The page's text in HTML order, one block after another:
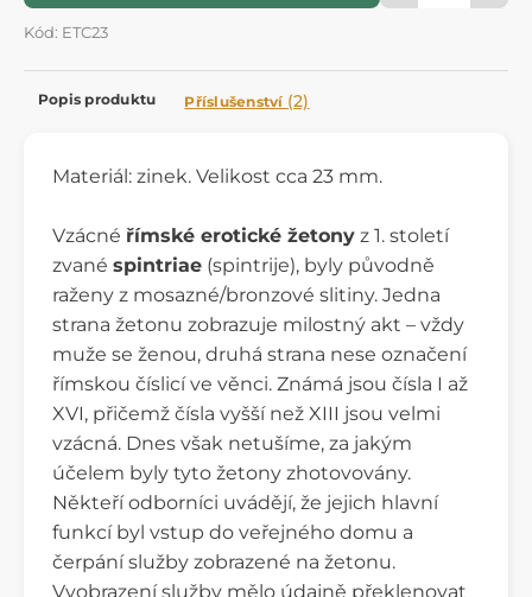
Kód: ETC23
Popis produktu Příslušenství (2)
Materiál: zinek. Velikost cca 23 mm.
Vzácné římské erotické žetony z 1. století
zvané spintriae (spintrije), byly původně
raženy z mosazné/bronzové slitiny. Jedna
strana žetonu zobrazuje milostný akt – vždy
muže se ženou, druhá strana nese označení
římskou číslicí ve věnci. Známá jsou čísla I až
XVI, přičemž čísla vyšší než XIII jsou velmi
vzácná. Dnes však netušíme, za jakým
účelem byly tyto žetony zhotovovány.
Někteří odborníci uvádějí, že jejich hlavní
funkcí byl vstup do veřejného domu a
čerpání služby zobrazené na žetonu.
Vyobrazení služby mělo údajně překlenovat